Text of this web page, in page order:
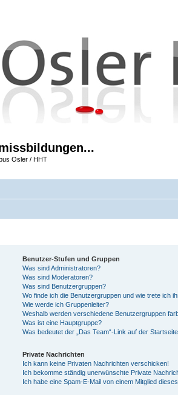
Osler / HHT
Benutzer-Stufen und Gruppen
Was sind Administratoren?
Was sind Moderatoren?
Was sind Benutzergruppen?
Wo finde ich die Benutzergruppen und wie trete ich
Wie werde ich Gruppenleiter?
Weshalb werden verschiedene Benutzergruppen
Was ist eine Hauptgruppe?
Was bedeutet der „Das Team“-Link auf der
Private Nachrichten
Ich kann keine Privaten Nachrichten verschicken!
Ich bekomme ständig unerwünschte Private
Ich habe eine Spam-E-Mail von einem Mitglied